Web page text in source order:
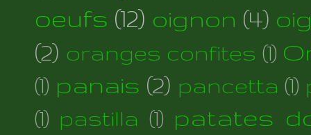
oeufs (12) oignon (4)
(2) oranges confites (1)
(1) panais (2) pancetta (1)
(1) pastilla (1) patates